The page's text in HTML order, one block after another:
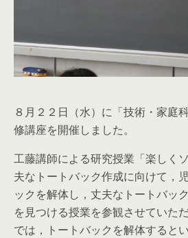
８月２２日（水）に「技術・家庭
修講座を開催しました。
工藤講師による研究授業「楽しく
夫なトートバック作成に向けて，
ックを解体し，丈夫なトートバッ
を見つける授業を参観させていた
では，トートバックを解体すると